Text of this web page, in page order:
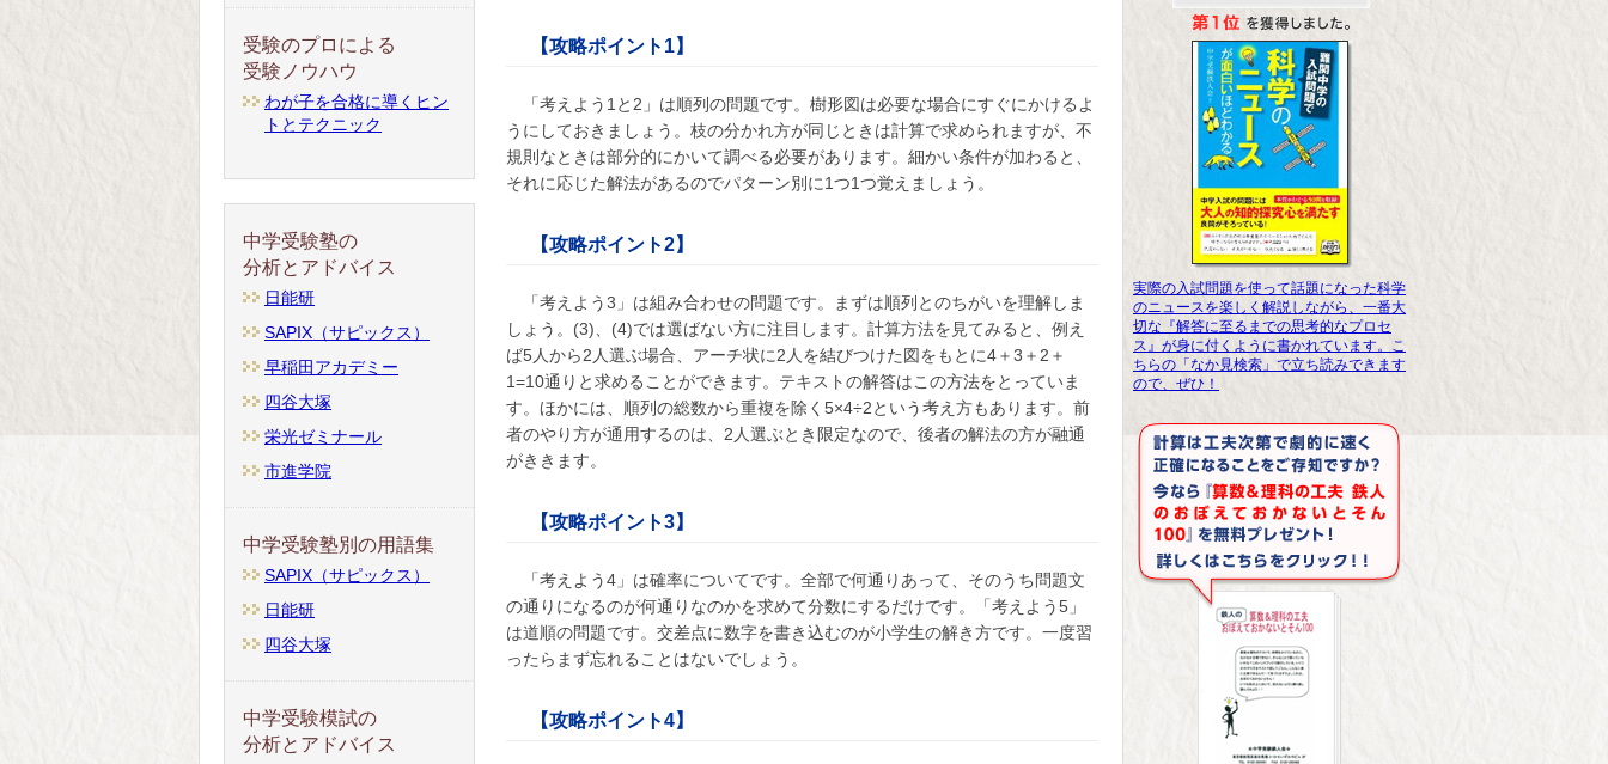
【攻略ポイント1】
「考えよう1と2」は順列の問題です。樹形図は必要な場合にすぐにかけるよ
うにしておきましょう。枝の分かれ方が同じときは計算で求められますが、不
規則なときは部分的にかいて調べる必要があります。細かい条件が加わると、
それに応じた解法があるのでパターン別に1つ1つ覚えましょう。
【攻略ポイント2】
「考えよう3」は組み合わせの問題です。まずは順列とのちがいを理解しま
しょう。(3)、(4)では選ばない方に注目します。計算方法を見てみると、例え
ば5人から2人選ぶ場合、アーチ状に2人を結びつけた図をもとに4＋3＋2＋
1=10通りと求めることができます。テキストの解答はこの方法をとっていま
す。ほかには、順列の総数から重複を除く5×4÷2という考え方もあります。前
者のやり方が通用するのは、2人選ぶとき限定なので、後者の解法の方が融通
がききます。
【攻略ポイント3】
「考えよう4」は確率についてです。全部で何通りあって、そのうち問題文
の通りになるのが何通りなのかを求めて分数にするだけです。「考えよう5」
は道順の問題です。交差点に数字を書き込むのが小学生の解き方です。一度習
ったらまず忘れることはないでしょう。
【攻略ポイント4】
受験のプロによる
受験ノウハウ
わが子を合格に導くヒン
トとテクニック
中学受験塾の
分析とアドバイス
日能研
SAPIX（サピックス）
早稲田アカデミー
四谷大塚
栄光ゼミナール
市進学院
中学受験塾別の用語集
SAPIX（サピックス）
日能研
四谷大塚
中学受験模試の
分析とアドバイス
実際の入試問題を使って話題になった科学
のニュースを楽しく解説しながら、一番大
切な『解答に至るまでの思考的なプロセ
ス』が身に付くように書かれています。こ
ちらの「なか見検索」で立ち読みできます
ので、ぜひ！